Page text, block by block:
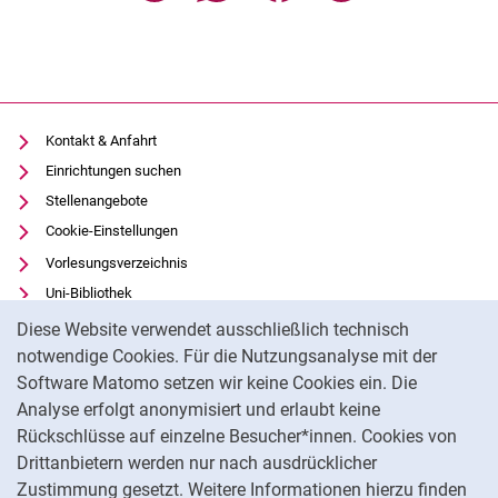
Diese Website verwendet ausschließlich technisch
notwendige Cookies. Für die Nutzungsanalyse mit der
Software Matomo setzen wir keine Cookies ein. Die
Analyse erfolgt anonymisiert und erlaubt keine
Rückschlüsse auf einzelne Besucher*innen. Cookies von
Drittanbietern werden nur nach ausdrücklicher
Zustimmung gesetzt. Weitere Informationen hierzu finden
Kontakt & Anfahrt
Einrichtungen suchen
Stellenangebote
Cookie-Einstellungen
Vorlesungsverzeichnis
Uni-Bibliothek
Moodle
Panopto
Datenschutz
Barrierefreiheit
Transparenter KI-Einsatz